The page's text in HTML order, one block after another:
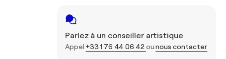
Parlez à un conseiller artistique
Appel +33 1 76 44 06 42 ounous contacter